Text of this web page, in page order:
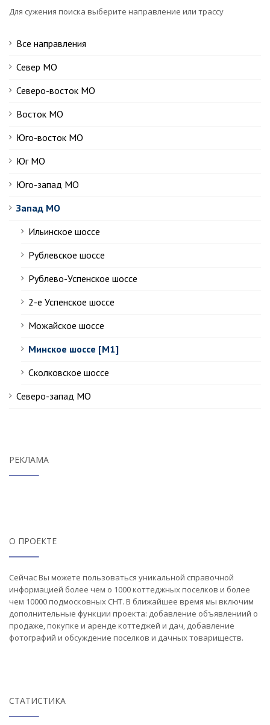
Для сужения поиска выберите направление или трассу
Все направления
Север МО
Северо-восток МО
Восток МО
Юго-восток МО
Юг МО
Юго-запад МО
Запад МО
Ильинское шоссе
Рублевское шоссе
Рублево-Успенское шоссе
2-е Успенское шоссе
Можайское шоссе
Минское шоссе [М1]
Сколковское шоссе
Северо-запад МО
РЕКЛАМА
О ПРОЕКТЕ
Сейчас Вы можете пользоваться уникальной справочной
информацией более чем о 1000 коттеджных поселков и более
чем 10000 подмосковных СНТ. В ближайшее время мы включим
дополнительные функции проекта: добавление объявлениий о
продаже, покупке и аренде коттеджей и дач, добавление
фотографий и обсуждение поселков и дачных товариществ.
СТАТИСТИКА